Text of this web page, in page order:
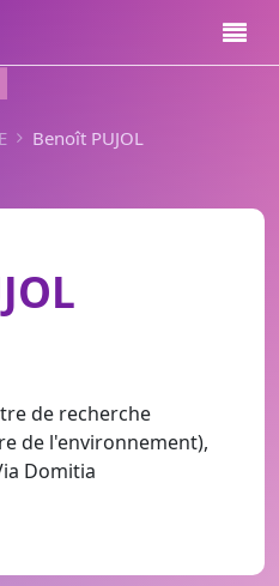
Benoît PUJOL
de recherche
de l'environnement),
Domitia